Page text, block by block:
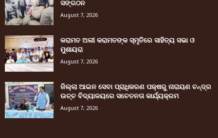
ସଙ୍ଗଠନ
August 7, 2026
କରାମତ ଅଲୀ କରାମତଙ୍କ ସ୍ମୃତିରେ ସାହିତ୍ୟ ସଭା ଓ
ମୁଶାୟରା
August 7, 2026
ଜିଲ୍ଲା ଆଇନ ସେବା ପ୍ରାଧିକରଣ ପକ୍ଷରୁ ନାରାୟଣ ଚନ୍ଦ୍ର
ଉଚ୍ଚ ବିଦ୍ୟାଳୟରେ ସଚେତନତା କାର୍ଯ୍ୟକ୍ରମ
August 7, 2026